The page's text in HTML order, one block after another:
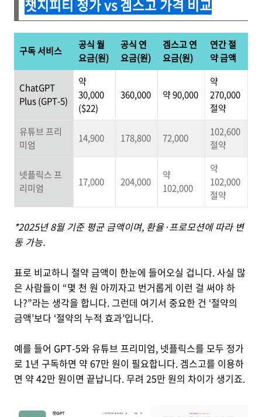
챗지피티 정가 vs 겜스고 가격 비교
구독 서비스
공식 월
요금(원)
공식 연
요금(원)
겜스고 연
요금(원)
연간 절
약 금액
ChatGPT
Plus (GPT-5)
약
30,000
($22)
360,000 약 90,000
약
270,000
절약
유튜브 프리
미엄
14,900 178,800 72,000
102,600
절약
넷플릭스 프
리미엄
17,000 204,000
약
102,000
약
102,000
절약
*2025년 8월 기준 평균 금액이며, 환율·프로모션에 따라 변
동 가능.
표로 비교하니 절약 금액이 한눈에 들어오실 겁니다. 사실 많
은 사람들이 “몇 천 원 아끼자고 번거롭게 이런 걸 써야 하
나?”라는 생각을 합니다. 그런데 여기서 중요한 건 ‘절약의
금액’보다 ‘절약의 누적 효과’입니다.
예를 들어 GPT-5와 유튜브 프리미엄, 넷플릭스를 모두 정가
로 1년 구독하면 약 67만 원이 필요합니다. 겜스고를 이용하
면 약 42만 원이면 끝납니다. 무려 25만 원의 차이가 생기죠.